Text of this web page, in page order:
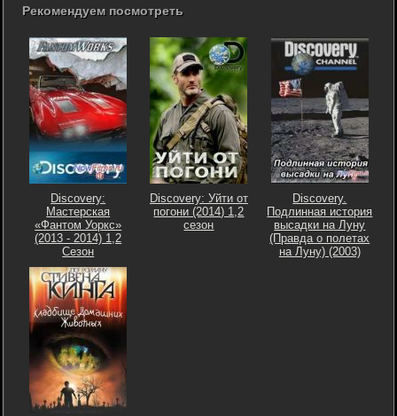
Рекомендуем посмотреть
Discovery:
Мастерская
«Фантом Уоркс»
(2013 - 2014) 1,2
Сезон
Discovery: Уйти от
погони (2014) 1,2
сезон
Discovery.
Подлинная история
высадки на Луну
(Правда о полетах
на Луну) (2003)